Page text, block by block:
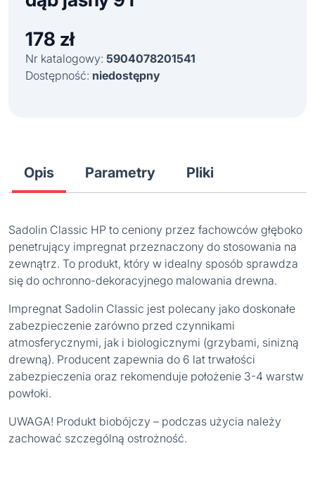
178 zł
Nr katalogowy: 5904078201541
Dostępność: niedostępny
Opis Parametry Pliki
Sadolin Classic HP to ceniony przez fachowców głęboko
penetrujący impregnat przeznaczony do stosowania na
zewnątrz. To produkt, który w idealny sposób sprawdza
się do ochronno-dekoracyjnego malowania drewna.
Impregnat Sadolin Classic jest polecany jako doskonałe
zabezpieczenie zarówno przed czynnikami
atmosferycznymi, jak i biologicznymi (grzybami, sinizną
drewną). Producent zapewnia do 6 lat trwałości
zabezpieczenia oraz rekomenduje położenie 3-4 warstw
powłoki.
UWAGA! Produkt biobójczy – podczas użycia należy
zachować szczególną ostrożność.